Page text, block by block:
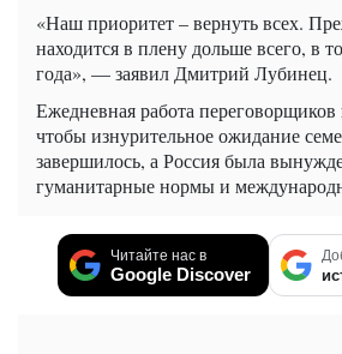
«Наш приоритет – вернуть всех.
находится в плену дольше всего, в
года», — заявил Дмитрий Лубинец.
Ежедневная работа переговорщиков
чтобы изнурительное ожидание
завершилось, а Россия была
гуманитарные нормы и
Читайте нас в
Google Discover